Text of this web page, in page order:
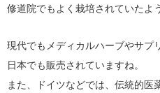
修道院でもよく栽培されていたよ
現代でもメディカルハーブやサプ
日本でも販売されていますね。
また、ドイツなどでは、伝統的